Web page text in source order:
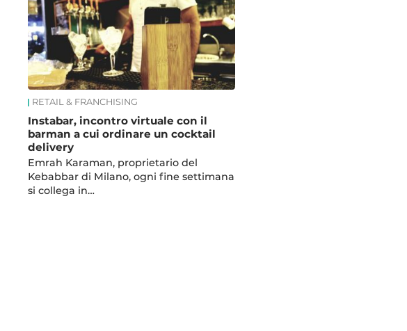
RETAIL & FRANCHISING
Instabar, incontro virtuale con il
barman a cui ordinare un cocktail
delivery
Emrah Karaman, proprietario del
Kebabbar di Milano, ogni fine settimana
si collega in…